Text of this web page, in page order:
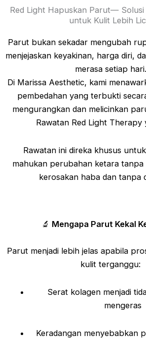
Red Light Hapuskan Parut— Solusi
untuk Kulit Lebih
Parut bukan sekadar mengubah
menjejaskan keyakinan, harga diri,
merasa setiap hari.
Di Marissa Aesthetic, kami
pembedahan yang terbukti
mengurangkan dan melicinkan
Rawatan Red Light Therapy
Rawatan ini direka khusus
mahukan perubahan ketara
kerosakan haba dan tanpa
🔬 Mengapa Parut Kekal
Parut menjadi lebih jelas apabila
kulit terganggu:
Serat kolagen menjadi
mengeras
Keradangan menyebabkan